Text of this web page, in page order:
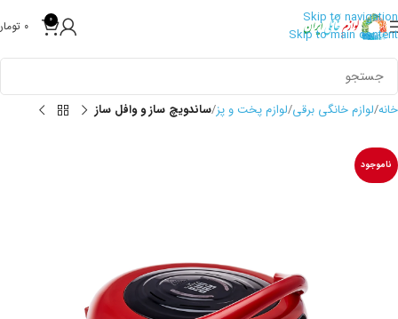
Skip to navigation
Skip to main content
0
0
خانه لوازم خانگی برقی لوازم پخت و پز ساندویچ ساز و وافل ساز
ناموجود